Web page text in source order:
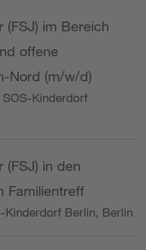
(FSJ) im Bereich
offene
Nord (m/w/d)
SOS-Kinderdorf
(FSJ) in den
Familientreff
Kinderdorf Berlin, Berlin